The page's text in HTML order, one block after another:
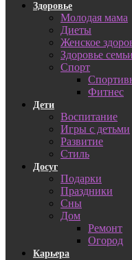
Здоровье
Молодая мама
Диеты
Женское
Здоровье семьи
Спорт
Фитнес
Дети
Воспитание
Игры с детьми
Развитие
Стиль
Досуг
Подарки
Праздники
Сны
Дом
Ремонт
Огород
Карьера